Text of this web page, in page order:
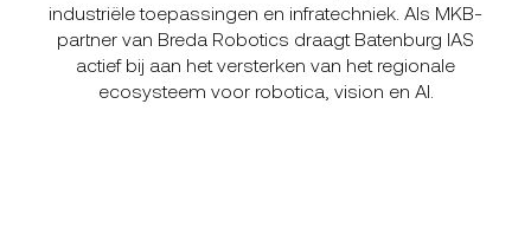
industriële toepassingen en infratechniek. Als MKB-
partner van Breda Robotics draagt Batenburg IAS
actief bij aan het versterken van het regionale
ecosysteem voor robotica, vision en AI.